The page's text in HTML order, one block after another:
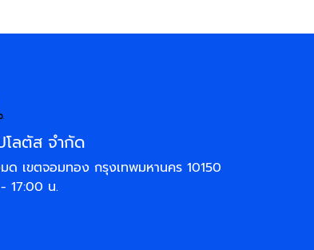
โลตัส จำกัด
เขตจอมทอง กรุงเทพมหานคร 10150
17:00 น.